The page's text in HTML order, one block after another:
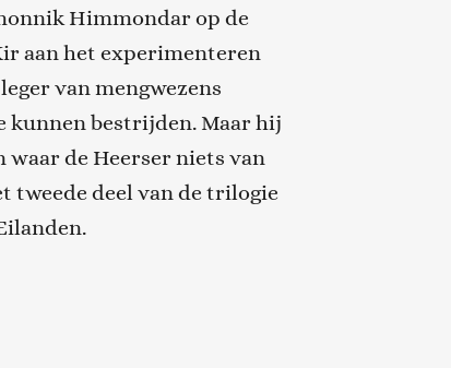
Himmondarop de
aan het experimenteren
van mengwezens
kunnen bestrijden. Maar hij
de Heerser niets van
tweede deel van de trilogie